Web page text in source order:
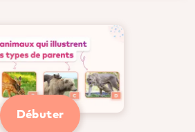
Débuter